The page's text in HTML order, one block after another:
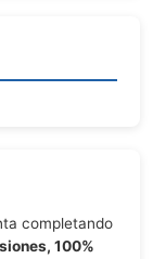
completando
100%